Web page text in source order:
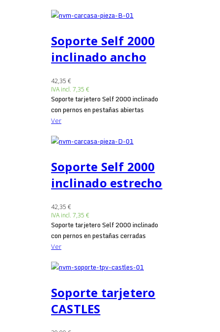
Soporte Self 2000
inclinado ancho
42,35 €
IVA incl. 7,35 €
Soporte tarjetero Self 2000 inclinado
con pernos en pestañas abiertas
Ver
Soporte Self 2000
inclinado estrecho
42,35 €
IVA incl. 7,35 €
Soporte tarjetero Self 2000 inclinado
con pernos en pestañas cerradas
Ver
Soporte tarjetero
CASTLES